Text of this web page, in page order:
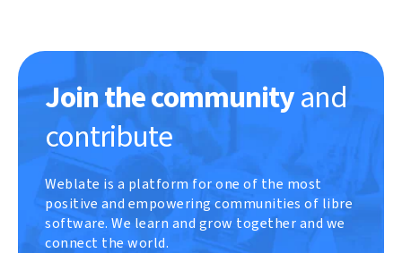
Join the communityand
contribute
Weblate is a platform for one of the most
positive and empowering communities of libre
software. We learn and grow together and we
connect the world.